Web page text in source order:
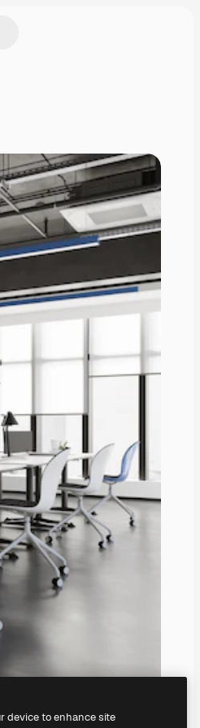
por imagen
device to enhance site